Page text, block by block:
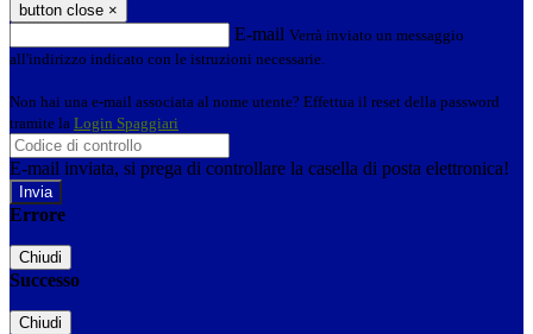
button close ×
E-mail Verrà inviato un messaggio
all'indirizzo indicato con le istruzioni necessarie.
Non hai una e-mail associata al nome utente? Effettua il reset della password
tramite la Login Spaggiari
E-mail inviata, si prega di controllare la casella di posta elettronica!
Errore
Chiudi
Successo
Chiudi